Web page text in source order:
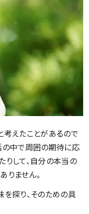
考えたことがあるので
の中で周囲の期待に応
りして、自分の本当の
りません。
を探り、そのための具